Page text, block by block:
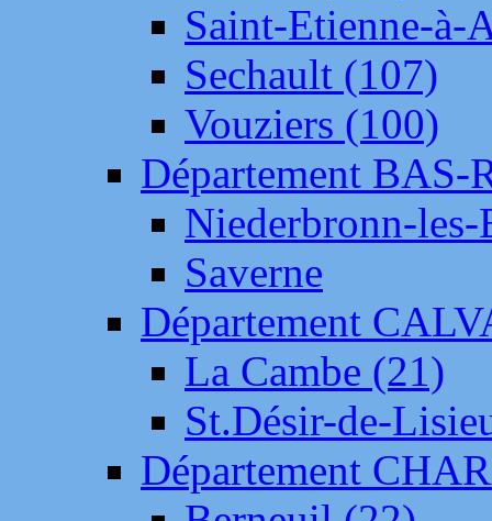
Saint-Etienne-à-
Sechault (107)
Vouziers (100)
Département BAS-
Niederbronn-
Saverne
Département
La Cambe (21)
St.Désir-de-
Département